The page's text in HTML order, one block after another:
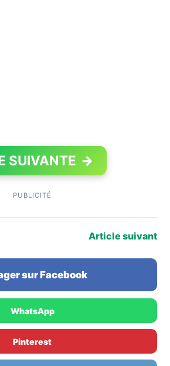
SUIVANTE →
PUBLICITÉ
Article suivant
sur Facebook
WhatsApp
Pinterest